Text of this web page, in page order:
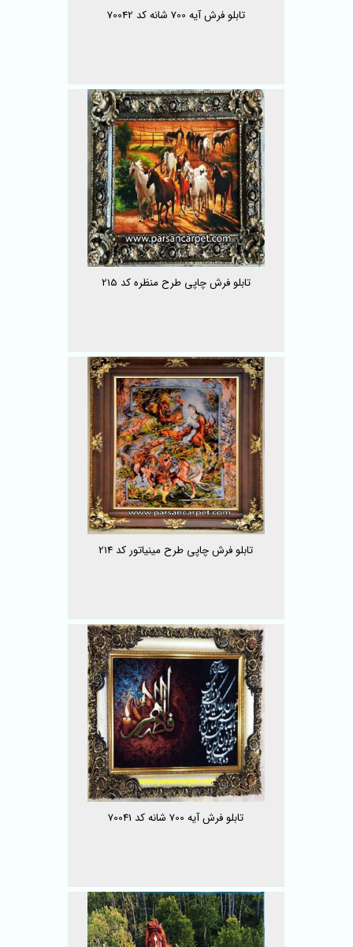
تابلو فرش آیه 700 شانه کد 70042
تابلو فرش چاپی طرح منظره کد 215
تابلو فرش چاپی طرح مینیاتور کد 214
تابلو فرش آیه 700 شانه کد 70041